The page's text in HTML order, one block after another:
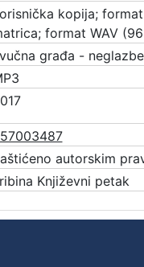
kopija;
format WAV
građa -
autorskim
Književni petak